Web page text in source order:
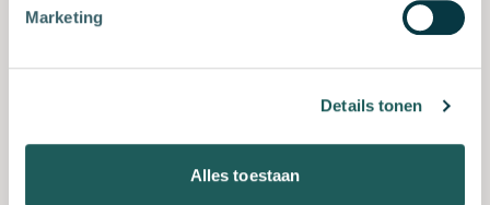
Marketing
Details tonen
Alles toestaan
NKC 1 examen
Vol